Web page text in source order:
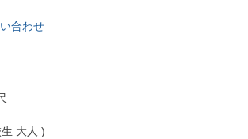
合わせ
大人 )